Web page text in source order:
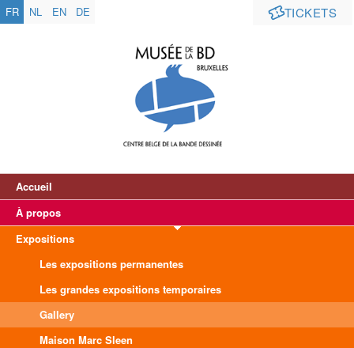
TICKETS
FR NL EN DE
Accueil
À propos
Expositions
Les expositions permanentes
Les grandes expositions temporaires
Gallery
Maison Marc Sleen